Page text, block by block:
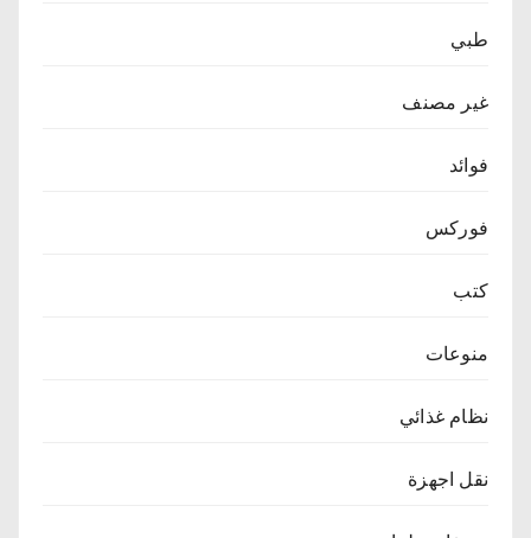
طبي
غير مصنف
فوائد
فوركس
كتب
منوعات
نظام غذائي
نقل اجهزة